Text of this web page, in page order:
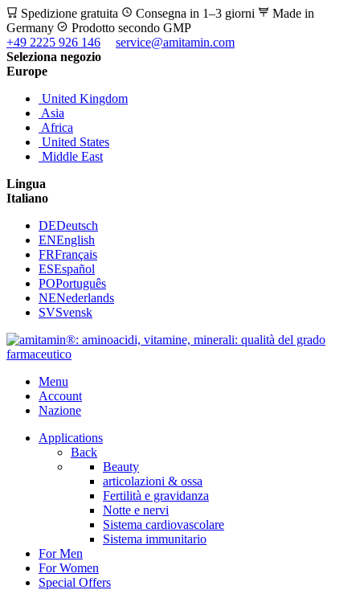
Spedizione gratuita Consegna in 1–3 giorni
Made in
Germany
Prodotto secondo GMP
+49 2225 926 146
service@amitamin.com
Seleziona negozio
Europe
United Kingdom
Asia
Africa
United States
Middle East
Lingua
Italiano
DEDeutsch
ENEnglish
FRFrançais
ESEspañol
POPortuguês
NENederlands
SVSvensk
Menu
Account
Nazione
Applications
Back
Beauty
articolazioni & ossa
Fertilità e gravidanza
Notte e nervi
Sistema cardiovascolare
Sistema immunitario
For Men
For Women
Special Offers